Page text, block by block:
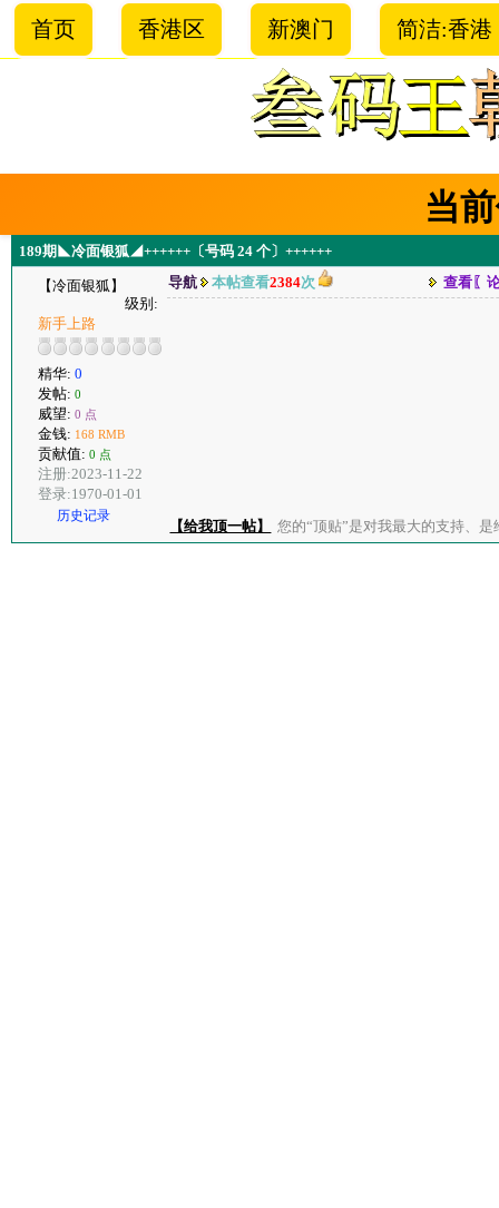
首页 香港区 新澳门 简洁:香港
当
189期◣冷面银狐◢++++++〔号码 24 个〕++++++
【冷面银狐】
级别:
新手上路
精华: 0
发帖: 0
威望: 0 点
金钱: 168 RMB
贡献值: 0 点
注册:2023-11-22
登录:1970-01-01
历史记录
导航 本帖查看2384次 查看〖
【给我顶一帖】 您的“顶贴”是对我最大的支持、